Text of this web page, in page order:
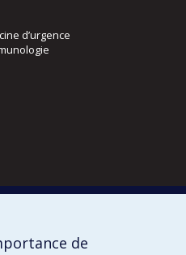
d’urgence
nucléaire
de